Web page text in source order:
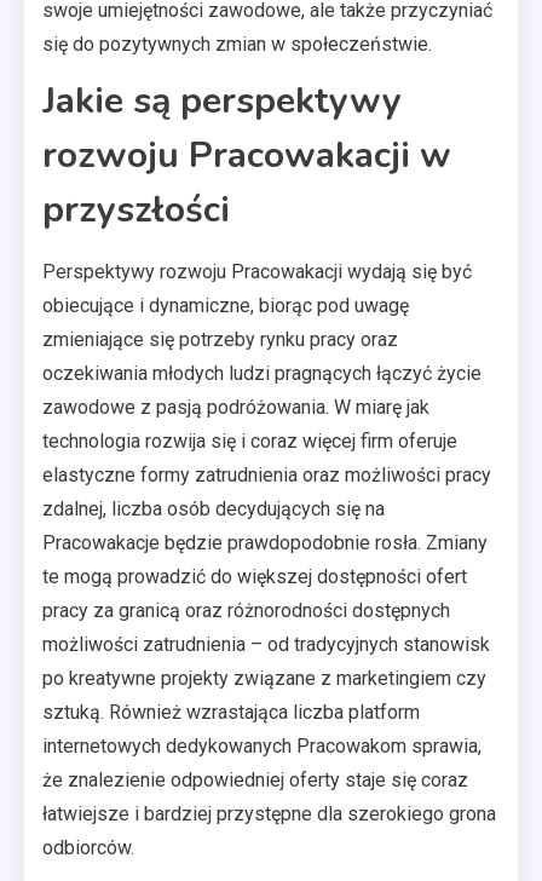
swoje umiejętności zawodowe, ale także przyczyniać
się do pozytywnych zmian w społeczeństwie.
Jakie są perspektywy
rozwoju Pracowakacji w
przyszłości
Perspektywy rozwoju Pracowakacji wydają się być
obiecujące i dynamiczne, biorąc pod uwagę
zmieniające się potrzeby rynku pracy oraz
oczekiwania młodych ludzi pragnących łączyć życie
zawodowe z pasją podróżowania. W miarę jak
technologia rozwija się i coraz więcej firm oferuje
elastyczne formy zatrudnienia oraz możliwości pracy
zdalnej, liczba osób decydujących się na
Pracowakacje będzie prawdopodobnie rosła. Zmiany
te mogą prowadzić do większej dostępności ofert
pracy za granicą oraz różnorodności dostępnych
możliwości zatrudnienia – od tradycyjnych stanowisk
po kreatywne projekty związane z marketingiem czy
sztuką. Również wzrastająca liczba platform
internetowych dedykowanych Pracowakom sprawia,
że znalezienie odpowiedniej oferty staje się coraz
łatwiejsze i bardziej przystępne dla szerokiego grona
odbiorców.